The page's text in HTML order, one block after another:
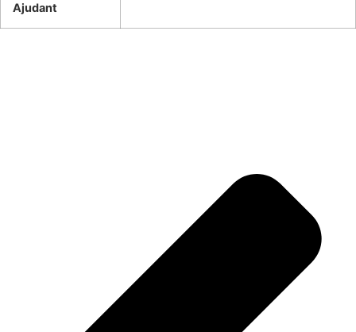
Ajudant